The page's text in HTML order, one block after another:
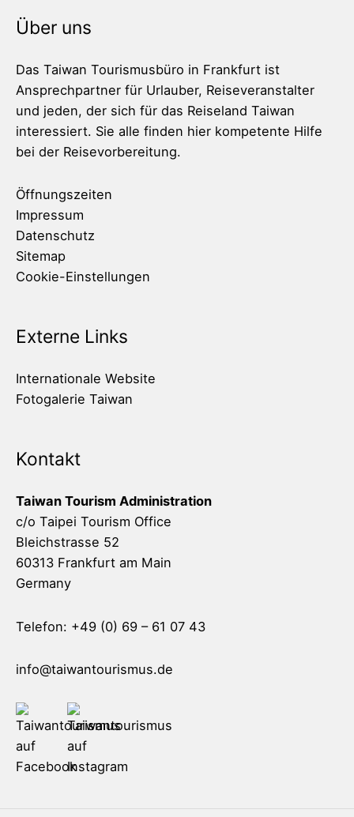
Über uns
Das Taiwan Tourismusbüro in Frankfurt ist
Ansprechpartner für Urlauber, Reiseveranstalter
und jeden, der sich für das Reiseland Taiwan
interessiert. Sie alle finden hier kompetente Hilfe
bei der Reisevorbereitung.
Öffnungszeiten
Impressum
Datenschutz
Sitemap
Cookie-Einstellungen
Externe Links
Internationale Website
Fotogalerie Taiwan
Kontakt
Taiwan Tourism Administration
c/o Taipei Tourism Office
Bleichstrasse 52
60313 Frankfurt am Main
Germany
Telefon: +49 (0) 69 – 61 07 43
info@taiwantourismus.de